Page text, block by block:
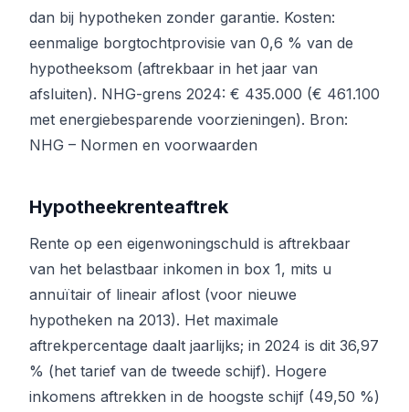
dan bij hypotheken zonder garantie. Kosten:
eenmalige borgtochtprovisie van 0,6 % van de
hypotheeksom (aftrekbaar in het jaar van
afsluiten). NHG-grens 2024: € 435.000 (€ 461.100
met energiebesparende voorzieningen). Bron:
NHG – Normen en voorwaarden
Hypotheekrenteaftrek
Rente op een eigenwoningschuld is aftrekbaar
van het belastbaar inkomen in box 1, mits u
annuïtair of lineair aflost (voor nieuwe
hypotheken na 2013). Het maximale
aftrekpercentage daalt jaarlijks; in 2024 is dit 36,97
% (het tarief van de tweede schijf). Hogere
inkomens aftrekken in de hoogste schijf (49,50 %)